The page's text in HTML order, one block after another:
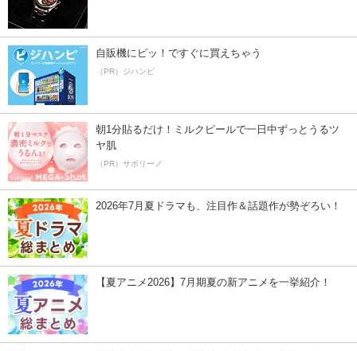
自販機にピッ！ですぐに買えちゃう
（PR）ジハンピ
朝1分貼るだけ！ミルクピールで一日中ずっとうるツ
ヤ肌
（PR）サボリーノ
2026年7月夏ドラマも、注目作＆話題作が勢ぞろい！
【夏アニメ2026】7月期夏の新アニメを一挙紹介！